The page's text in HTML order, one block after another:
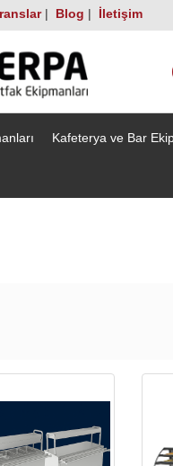
| Blog | İletişim
Kafeterya ve Bar